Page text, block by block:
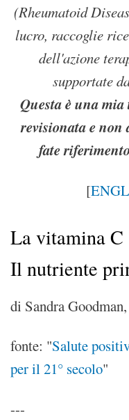
(Rheumatoid
lucro, raccoglie
dell'azione
supportate
Questa è una
revisionata e non
fate
[
La vitamina C
Il nutriente
di Sandra
fonte: "Salute
per il 21° secolo"
---